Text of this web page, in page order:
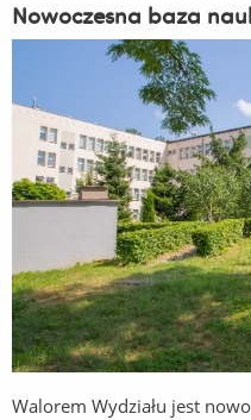
Nowoczesna baza
Walorem Wydziału jest